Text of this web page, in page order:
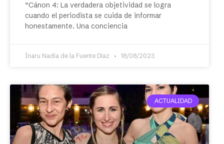
“Cánon 4: La verdadera objetividad se logra
cuando el periodista se cuida de informar
honestamente. Una conciencia
Ínaru Nadia de la Fuente Díaz 18/08/2023
ACTUALIDAD